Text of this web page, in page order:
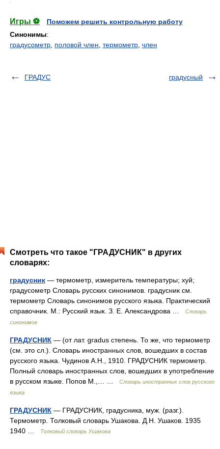
Игры ⚽
Поможем решить контрольную работу
Синонимы:
градусометр половой член термометр член
ГРАДУС градусный
Смотреть что такое "ГРАДУСНИК" в других
словарях:
градусник — термометр, измеритель температуры; хуй;
градусометр Словарь русских синонимов. градусник см.
термометр Словарь синонимов русского языка. Практический
справочник. М.: Русский язык. З. Е. Александрова …
Словарь
синонимов
ГРАДУСНИК — (от лат. gradus степень. То же, что термометр
(см. это сл.). Словарь иностранных слов, вошедших в состав
русского языка. Чудинов А.Н., 1910. ГРАДУСНИК термометр.
Полный словарь иностранных слов, вошедших в употребление
в русском языке. Попов М.,… …
Словарь иностранных слов русского
языка
ГРАДУСНИК — ГРАДУСНИК, градусника, муж. (разг.).
Термометр. Толковый словарь Ушакова. Д.Н. Ушаков. 1935
1940 …
Толковый словарь Ушакова